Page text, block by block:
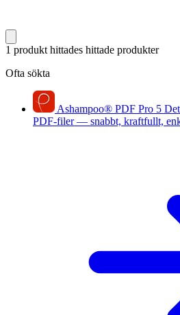
1 produkt hittades hittade produkter
Ofta sökta
Ashampoo® PDF Pro 5
PDF-filer — snabbt, kraftfullt,